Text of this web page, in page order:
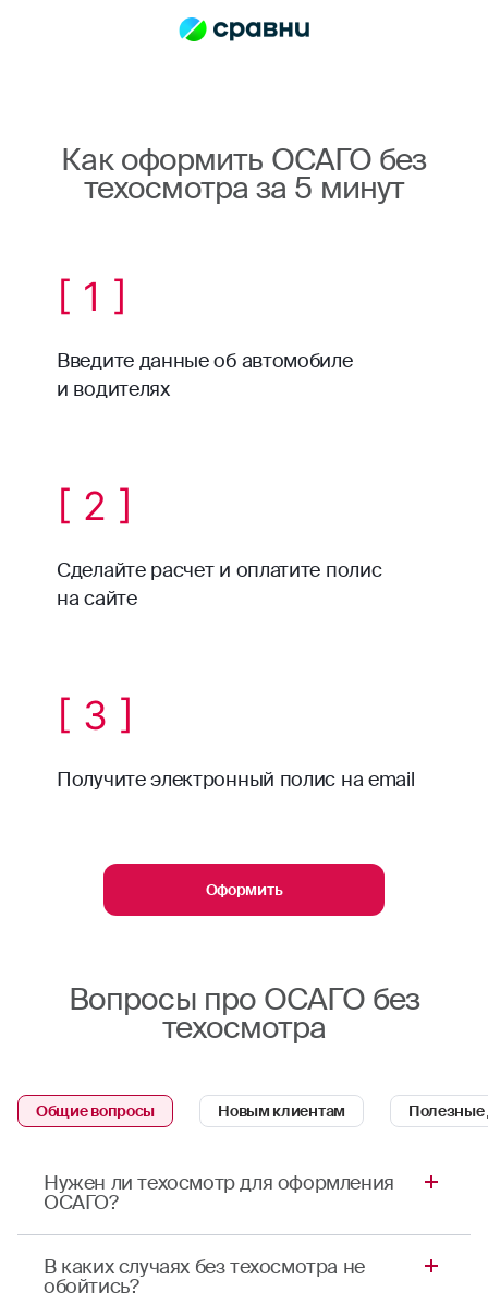
Как оформить ОСАГО без
техосмотра за 5 минут
[ 1 ]
Введите данные об автомобиле
и водителях
[ 2 ]
Сделайте расчет и оплатите полис
на сайте
[ 3 ]
Получите электронный полис на email
Оформить
Вопросы про ОСАГО без
техосмотра
Общие вопросы Новым клиентам Полезные
Нужен ли техосмотр для оформления
ОСАГО?
прохождения техосмотра. Это правило
действует с 2021 года и распространяется как
В каких случаях без техосмотра не
обойтись?